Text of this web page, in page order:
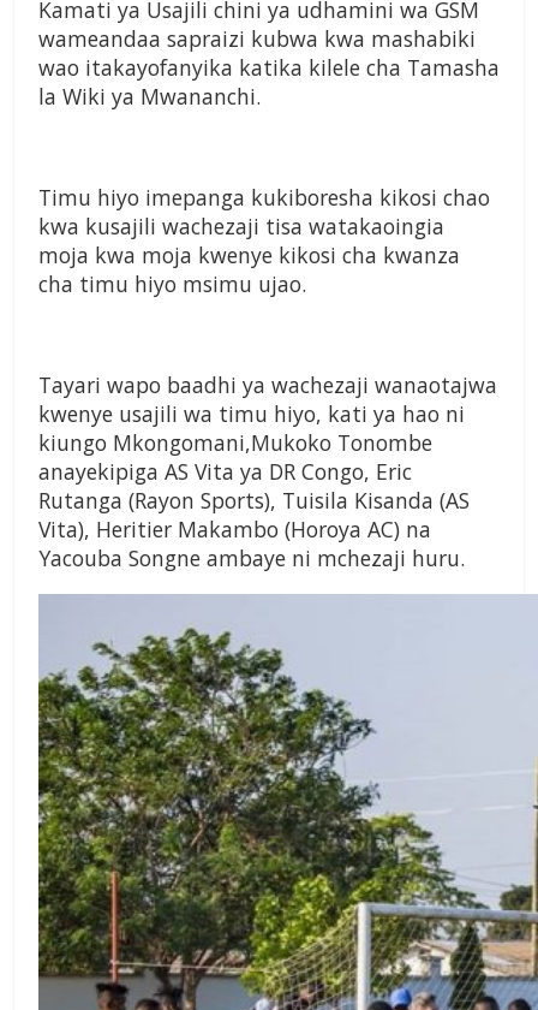
Kamati ya Usajili chini ya udhamini wa GSM
wameandaa sapraizi kubwa kwa mashabiki
wao itakayofanyika katika kilele cha Tamasha
la Wiki ya Mwananchi.
Timu hiyo imepanga kukiboresha kikosi chao
kwa kusajili wachezaji tisa watakaoingia
moja kwa moja kwenye kikosi cha kwanza
cha timu hiyo msimu ujao.
Tayari wapo baadhi ya wachezaji wanaotajwa
kwenye usajili wa timu hiyo, kati ya hao ni
kiungo Mkongomani,Mukoko Tonombe
anayekipiga AS Vita ya DR Congo, Eric
Rutanga (Rayon Sports), Tuisila Kisanda (AS
Vita), Heritier Makambo (Horoya AC) na
Yacouba Songne ambaye ni mchezaji huru.